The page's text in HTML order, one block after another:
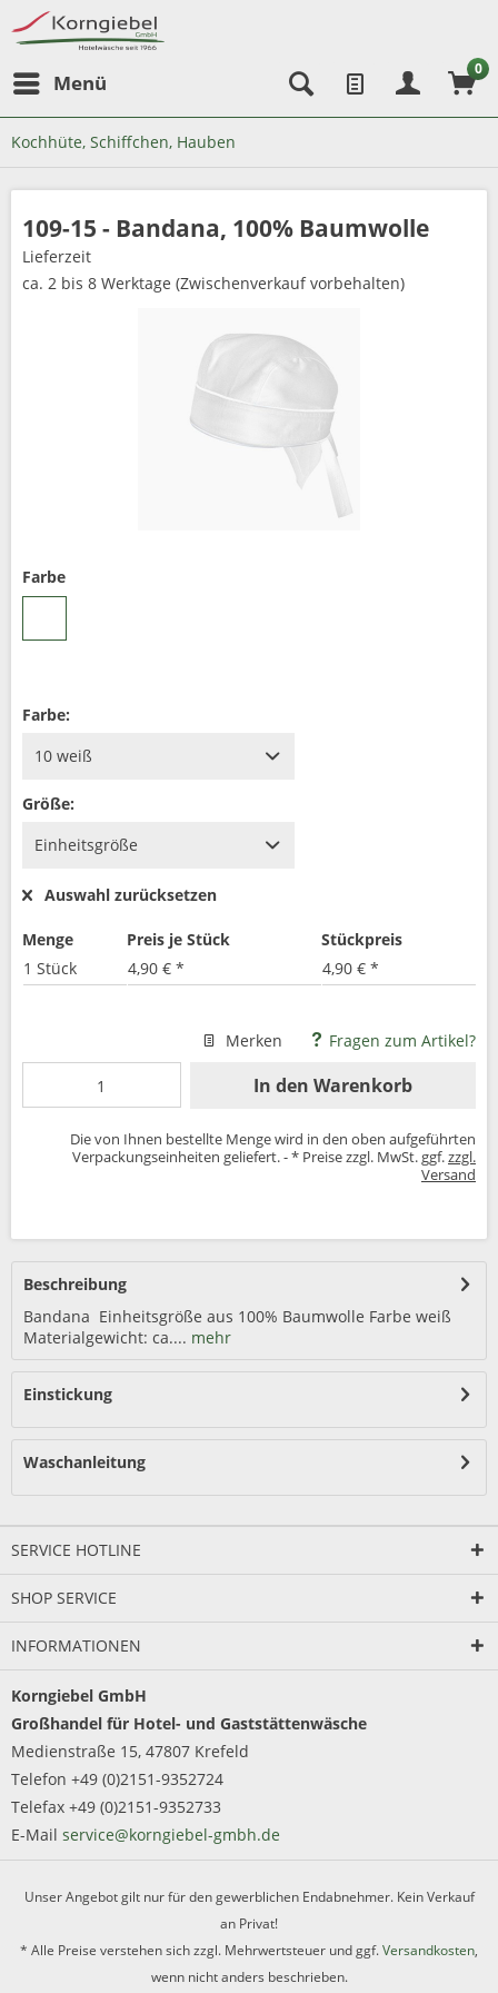
Menü
0
Kochhüte, Schiffchen, Hauben
109-15 - Bandana, 100% Baumwolle
Lieferzeit
ca. 2 bis 8 Werktage (Zwischenverkauf vorbehalten)
Farbe
Farbe:
Größe:
Auswahl zurücksetzen
Menge Preis je Stück
Stückpreis
1 Stück
4,90 € * 4,90 € *
Merken Fragen zum Artikel?
In den Warenkorb
Die von Ihnen bestellte Menge wird in den oben aufgeführten
Verpackungseinheiten geliefert. - * Preise zzgl. MwSt. ggf.zzgl.
Versand
Beschreibung
Bandana Einheitsgröße aus 100% Baumwolle Farbe weiß
Materialgewicht: ca.... mehr
Einstickung
Waschanleitung
SERVICE HOTLINE
SHOP SERVICE
INFORMATIONEN
Korngiebel GmbH
Großhandel für Hotel- und Gaststättenwäsche
Medienstraße 15, 47807 Krefeld
Telefon +49 (0)2151-9352724
Telefax +49 (0)2151-9352733
E-Mail service@korngiebel-gmbh.de
Unser Angebot gilt nur für den gewerblichen Endabnehmer. Kein Verkauf
an Privat!
* Alle Preise verstehen sich zzgl. Mehrwertsteuer und ggf.Versandkosten,
wenn nicht anders beschrieben.